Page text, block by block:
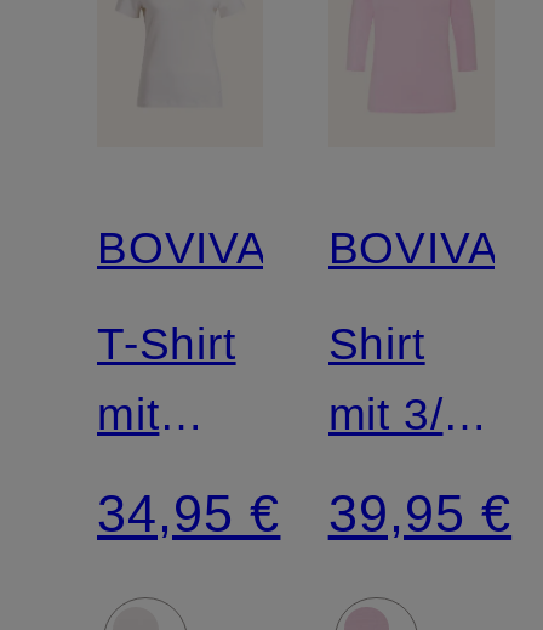
BOVIVA
T-Shirt
mit
Schmucksteinen
34,95 €
BOVIVA
Shirt
mit 3/4-
Arm
39,95 €